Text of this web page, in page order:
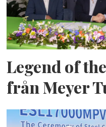
Legend of
från Meyer